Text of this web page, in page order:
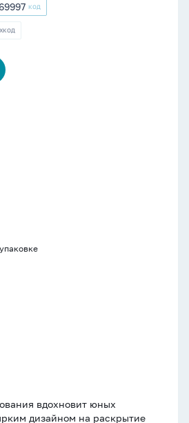
КОД
вдохновит юных
дизайном на раскрытие